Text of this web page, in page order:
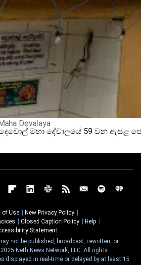
Devalaya
මහා දේවාලයේ 59 වන ඇසළ
of Use
New Privacy Policy
Closed Caption Policy
Help
Statement
not be published, broadcast, rewritten, or
Neth News Network, LLC. All rights
displayed in real-time or delayed by at least 15